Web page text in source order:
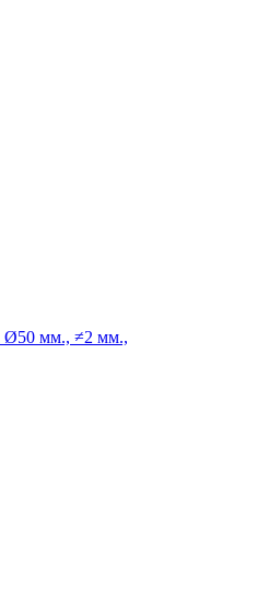
Ø50 мм., ≠2 мм.,